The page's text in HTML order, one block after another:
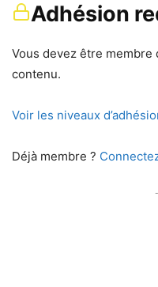
Adhésion
Vous devez être membre
contenu.
Voir les niveaux
Déjà membre ?